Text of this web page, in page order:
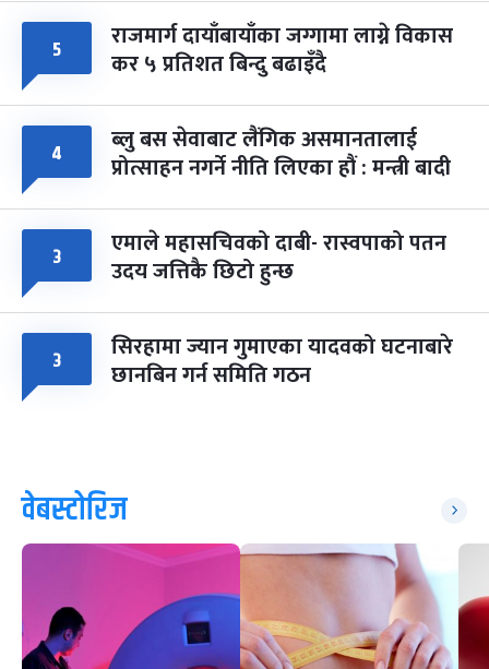
५ राजमार्ग दायाँबायाँका जग्गामा लाग्ने विकास
कर ५ प्रतिशत बिन्दु बढाइँदै
४ ब्लु बस सेवाबाट लैंगिक असमानतालाई
प्रोत्साहन नगर्ने नीति लिएका हौं : मन्त्री बादी
३ एमाले महासचिवको दाबी- रास्वपाको पतन
उदय जत्तिकै छिटो हुन्छ
३ सिरहामा ज्यान गुमाएका यादवको घटनाबारे
छानबिन गर्न समिति गठन
वेबस्टोरिज